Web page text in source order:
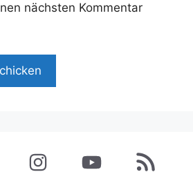
nächsten Kommentar